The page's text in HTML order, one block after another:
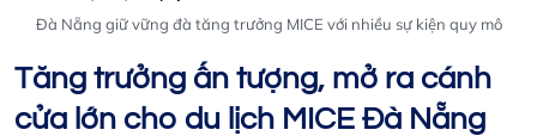
Đà Nẵng giữ vững đà tăng trưởng MICE với nhiều sự kiện quy mô
Tăng trưởng ấn tượng, mở ra cánh
cửa lớn cho du lịch MICE Đà Nẵng